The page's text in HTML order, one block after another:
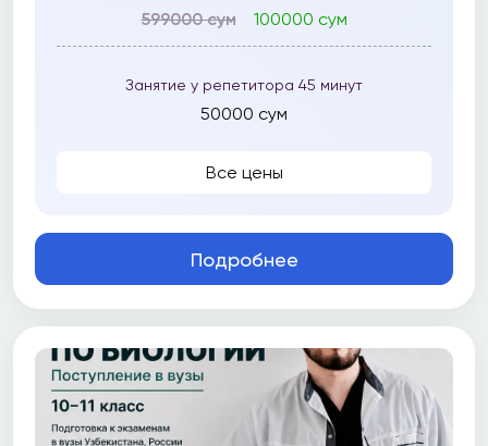
599000 сум 100000 сум
Занятие у репетитора 45 минут
50000 сум
Все цены
Подробнее